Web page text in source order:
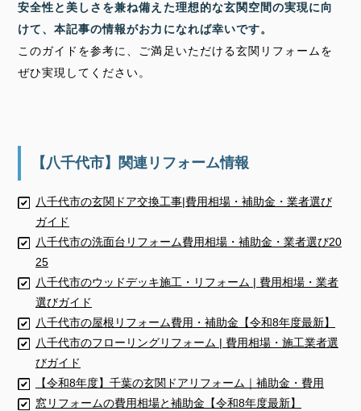
安全性と美しさを兼ね備えた理想的な玄関空間の実現に向
けて、本記事の情報がお力になれば幸いです。
このガイドを参考に、ご満足いただける玄関リフォームを
ぜひ実現してください。
【八千代市】関連リフォーム情報
八千代市の玄関ドア交換工事|費用相場・補助金・業者選び
ガイド
八千代市の洗面台リフォーム費用相場・補助金・業者選び20
25
八千代市のウッドデッキ施工・リフォーム | 費用相場・業者
選びガイド
八千代市の屋根リフォーム費用・補助金【令和8年度最新】
八千代市のフローリングリフォーム | 費用相場・施工業者選
びガイド
【令和8年度】千葉の玄関ドアリフォーム｜補助金・費用
窓リフォームの費用相場と補助金【令和8年度最新】